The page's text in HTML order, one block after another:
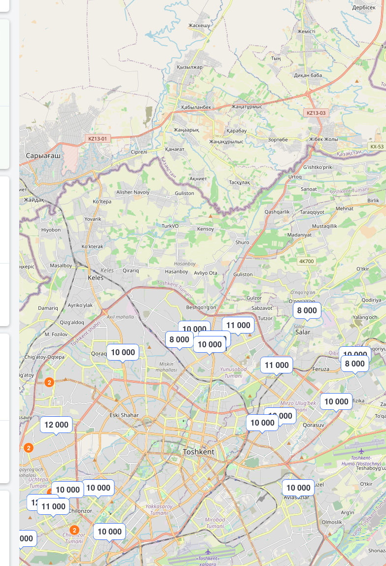
10 000
2
12 000
2
10 000
10 000
10 000
10 000
12 000
11 000
3
2
10 000
8 000
10 000
10 000
10 000
8 000
11 000
11 000
10 000
10 000
10 000
10 000
8 000